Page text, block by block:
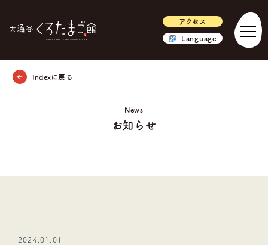
アクセス
Language
Indexに戻る
News
お知らせ
2024.01.01